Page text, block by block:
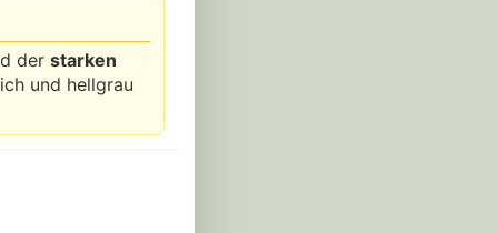
der starken
und hellgrau